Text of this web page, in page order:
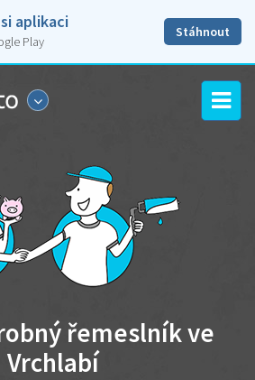
aplikaci
Play
Stáhnout
řemeslník ve
Vrchlabí